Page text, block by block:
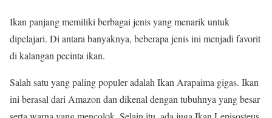
Ikan panjang memiliki berbagai jenis yang menarik untuk
dipelajari. Di antara banyaknya, beberapa jenis ini menjadi favorit
di kalangan pecinta ikan.
Salah satu yang paling populer adalah Ikan Arapaima gigas. Ikan
ini berasal dari Amazon dan dikenal dengan tubuhnya yang besar